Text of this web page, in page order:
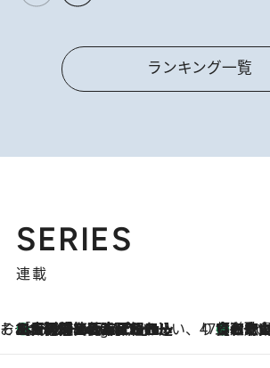
ランキング一覧
SERIES
連載
そおだよおこの関西おいしい、おやつ紀行6 Hours Ago
［大阪府箕面市］一皿一皿目の前で仕上げられる、料理を巧みに組み込んだアシェットデセールコース「ミチル アシェット デセール（Michiru assiette dessert）」 47都道府県の手みやげ
6
【和歌山県】この夏絶対食べたい 冷やしておいしいおやつ3選 みかんがごろっと丸ごと入ったジュレ